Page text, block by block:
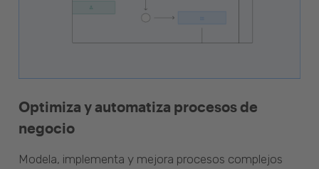
Optimiza y automatiza procesos de
negocio
Modela, implementa y mejora procesos complejos